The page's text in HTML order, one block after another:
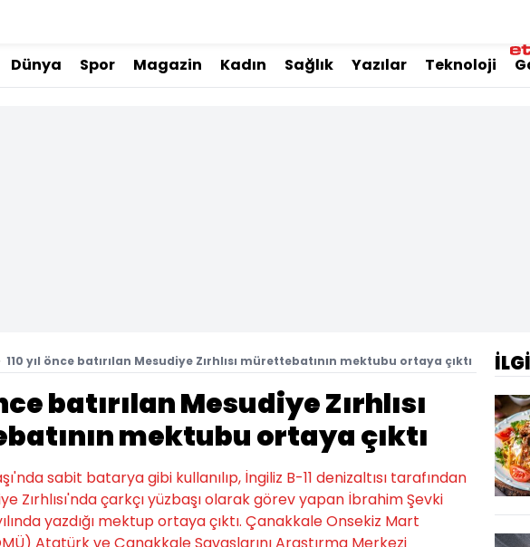
Dünya Spor Magazin Kadın Sağlık Yazılar Teknoloji
110 yıl önce batırılan Mesudiye Zırhlısı mürettebatının mektubu ortaya çıktı
batırılan Mesudiye Zırhlısı
mektubu ortaya çıktı
sabit batarya gibi kullanılıp, İngiliz B-11 denizaltısı tarafından
Zırhlısı'nda çarkçı yüzbaşı olarak görev yapan İbrahim Şevki
yazdığı mektup ortaya çıktı. Çanakkale Onsekiz Mart